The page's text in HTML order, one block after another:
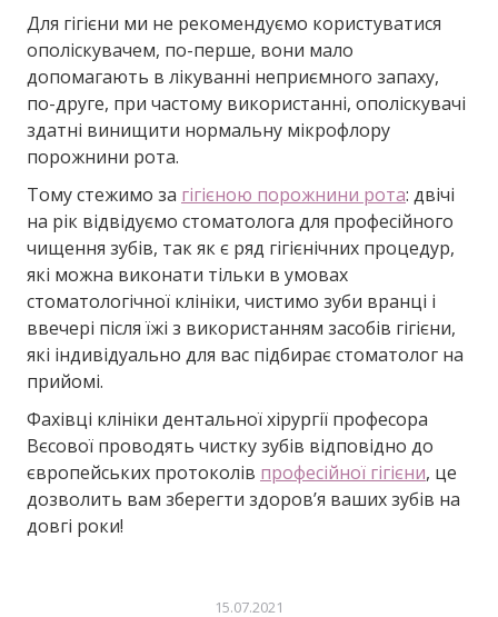
Для гігієни ми не рекомендуємо користуватися
ополіскувачем, по-перше, вони мало
допомагають в лікуванні неприємного запаху,
по-друге, при частому використанні, ополіскувачі
здатні винищити нормальну мікрофлору
порожнини рота.
Тому стежимо за гігієною порожнини рота: двічі
на рік відвідуємо стоматолога для професійного
чищення зубів, так як є ряд гігієнічних процедур,
які можна виконати тільки в умовах
стоматологічної клініки, чистимо зуби вранці і
ввечері після їжі з використанням засобів гігієни,
які індивідуально для вас підбирає стоматолог на
прийомі.
Фахівці клініки дентальної хірургії професора
Вєсової проводять чистку зубів відповідно до
європейських протоколів професійної гігієни, це
дозволить вам зберегти здоров’я ваших зубів на
довгі роки!
15.07.2021